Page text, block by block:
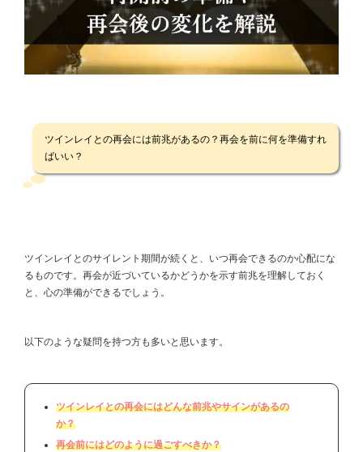
ツインレイとの再会には前兆があるの？再会を前に何を準備すれ
ばいい？
ツインレイとのサイレント期間が続くと、いつ再会できるのか心配にな
るものです。再会が近づいているかどうかを示す前兆を理解しておく
と、心の準備ができるでしょう。
以下のような疑問を持つ方も多いと思います。
ツインレイとの再会にはどんな前兆やサインがあるの
か？
再会前にはどのように過ごすべきか？